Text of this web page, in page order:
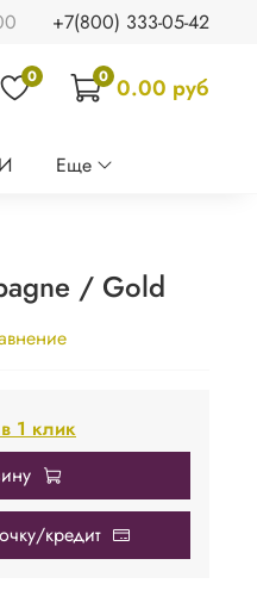
+7(800) 333-05-42
0 0 0.00 руб
Еще
/ Gold
1 клик
кредит